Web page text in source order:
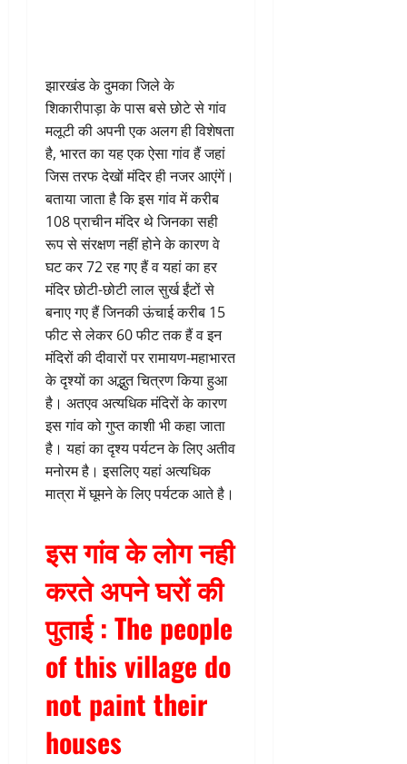
झारखंड के दुमका जिले के
शिकारीपाड़ा के पास बसे छोटे से गांव
मलूटी की अपनी एक अलग ही विशेषता
है, भारत का यह एक ऐसा गांव हैं जहां
जिस तरफ देखों मंदिर ही नजर आएंगें।
बताया जाता है कि इस गांव में करीब
108 प्राचीन मंदिर थे जिनका सही
रूप से संरक्षण नहीं होने के कारण वे
घट कर 72 रह गए हैं व यहां का हर
मंदिर छोटी-छोटी लाल सुर्ख ईंटों से
बनाए गए हैं जिनकी ऊंचाई करीब 15
फीट से लेकर 60 फीट तक हैं व इन
मंदिरों की दीवारों पर रामायण-महाभारत
के दृश्यों का अद्भुत चित्रण किया हुआ
है। अतएव अत्यधिक मंदिरों के कारण
इस गांव को गुप्त काशी भी कहा जाता
है। यहां का दृश्य पर्यटन के लिए अतीव
मनोरम है। इसलिए यहां अत्यधिक
मात्रा में घूमने के लिए पर्यटक आते है।
इस गांव के लोग नही
करते अपने घरों की
पुताई : The people
of this village do
not paint their
houses